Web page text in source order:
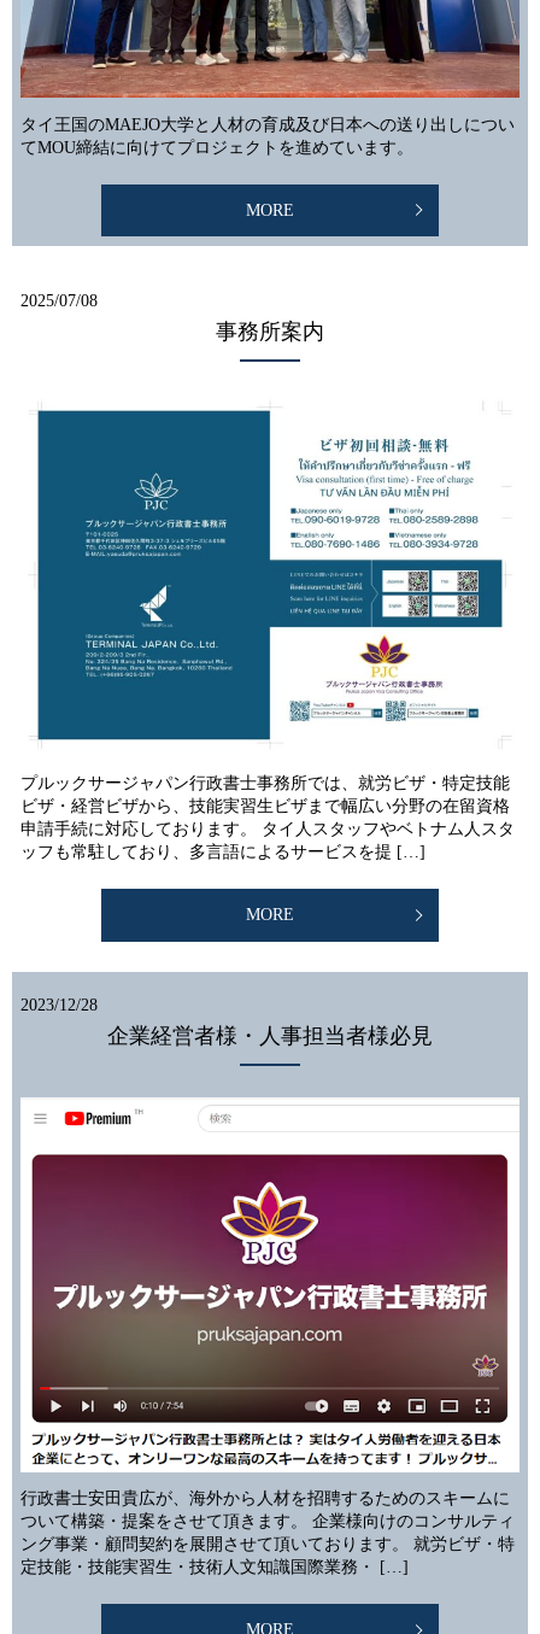
タイ王国のMAEJO大学と人材の育成及び日本への送り出しについ
てMOU締結に向けてプロジェクトを進めています。
MORE
2025/07/08
事務所案内
プルックサージャパン行政書士事務所では、就労ビザ・特定技能
ビザ・経営ビザから、技能実習生ビザまで幅広い分野の在留資格
申請手続に対応しております。 タイ人スタッフやベトナム人スタ
ッフも常駐しており、多言語によるサービスを提 […]
MORE
2023/12/28
企業経営者様・人事担当者様必見
行政書士安田貴広が、海外から人材を招聘するためのスキームに
ついて構築・提案をさせて頂きます。 企業様向けのコンサルティ
ング事業・顧問契約を展開させて頂いております。 就労ビザ・特
定技能・技能実習生・技術人文知識国際業務・ […]
MORE